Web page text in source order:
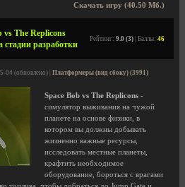
Скачать игру (40.50 Мб.)
vs The Replicons
стадии разработки
Рейтинг: 9.0 (3) | Баллы: 46
04 (обновлено) | Платформеры (вид сбоку) (3991)
Space Bob vs The Replicons -
симулятор выживания на чужой
планете на основе физики, в
котором вы должны добывать
жизненно важные ресурсы,
исследовать местные планеты,
крафтить необходимое
оборудование, бороться с врагами